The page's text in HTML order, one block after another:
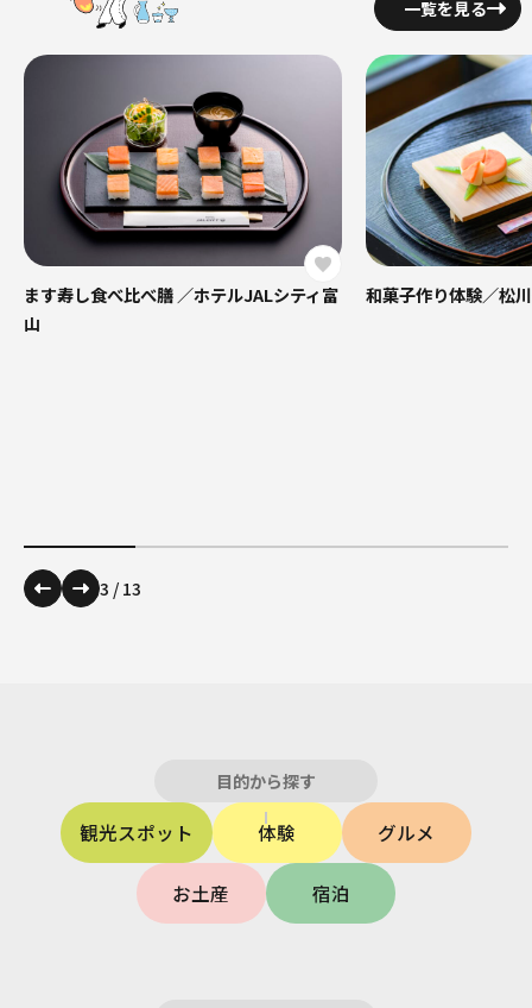
一覧を見る
ます寿し食べ比べ膳 ／ホテルJALシティ富
山
和菓子作り体験／松
3 / 13
目的から探す
観光スポット 体験 グルメ
お土産 宿泊